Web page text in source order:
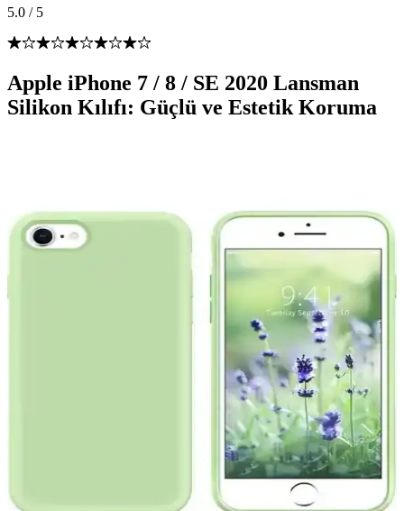
5.0 / 5
Apple iPhone 7 / 8 / SE 2020 Lansman
Silikon Kılıfı: Güçlü ve Estetik Koruma